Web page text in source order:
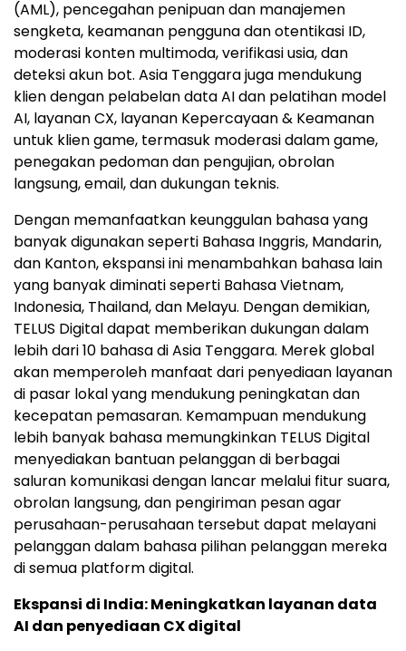
(AML), pencegahan penipuan dan manajemen
sengketa, keamanan pengguna dan otentikasi ID,
moderasi konten multimoda, verifikasi usia, dan
deteksi akun bot. Asia Tenggara juga mendukung
klien dengan pelabelan data AI dan pelatihan model
AI, layanan CX, layanan Kepercayaan & Keamanan
untuk klien game, termasuk moderasi dalam game,
penegakan pedoman dan pengujian, obrolan
langsung, email, dan dukungan teknis.
Dengan memanfaatkan keunggulan bahasa yang
banyak digunakan seperti Bahasa Inggris, Mandarin,
dan Kanton, ekspansi ini menambahkan bahasa lain
yang banyak diminati seperti Bahasa Vietnam,
Indonesia, Thailand, dan Melayu. Dengan demikian,
TELUS Digital dapat memberikan dukungan dalam
lebih dari 10 bahasa di Asia Tenggara. Merek global
akan memperoleh manfaat dari penyediaan layanan
di pasar lokal yang mendukung peningkatan dan
kecepatan pemasaran. Kemampuan mendukung
lebih banyak bahasa memungkinkan TELUS Digital
menyediakan bantuan pelanggan di berbagai
saluran komunikasi dengan lancar melalui fitur suara,
obrolan langsung, dan pengiriman pesan agar
perusahaan-perusahaan tersebut dapat melayani
pelanggan dalam bahasa pilihan pelanggan mereka
di semua platform digital.
Ekspansi di India: Meningkatkan layanan data
AI dan penyediaan CX digital